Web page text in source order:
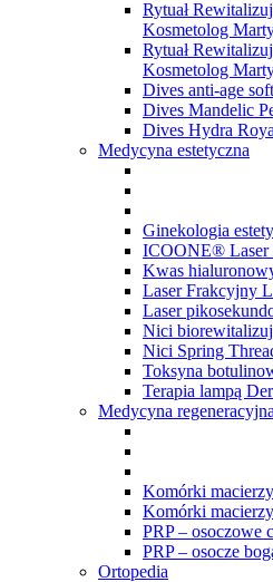
Rytuał
Kosmetolog
Rytuał
Kosmetolog
Dives anti-age
Dives Mandelic
Dives Hydra
Medycyna estetyczna
Ginekologia
ICOONE® Laser
Kwas
Laser Frakcyjny
Laser
Nici
Nici Spring
Toksyna
Terapia lampą
Medycyna regeneracyjna
Komórki
Komórki
PRP – osoczowe
PRP – osocze
Ortopedia